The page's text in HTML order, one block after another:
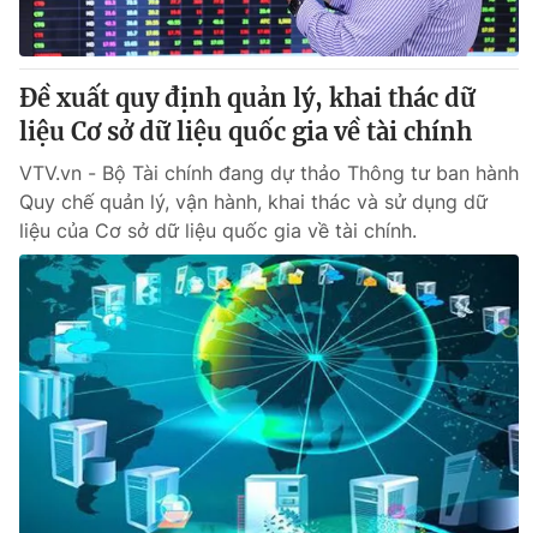
Sản phẩm
Thị trường
Tư vấn
Lịch phát sóng
Emagazine Podcast
Photo Infographic
Video Shorts video
VTV Money VTV Thể thao
VTV Sức khoẻ Bất động sản
Đề xuất quy định quản lý, khai thác dữ
liệu Cơ sở dữ liệu quốc gia về tài chính
VTV.vn - Bộ Tài chính đang dự thảo Thông tư ban hành
Quy chế quản lý, vận hành, khai thác và sử dụng dữ
liệu của Cơ sở dữ liệu quốc gia về tài chính.